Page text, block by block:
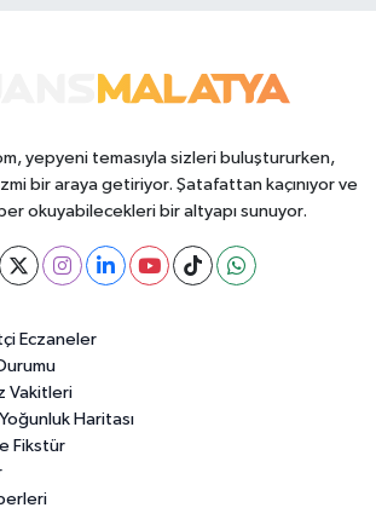
yepyeni temasıyla sizleri buluştururken,
bir araya getiriyor. Şatafattan kaçınıyor ve
okuyabilecekleri bir altyapı sunuyor.
Eczaneler
Vakitleri
Haritası
Fikstür